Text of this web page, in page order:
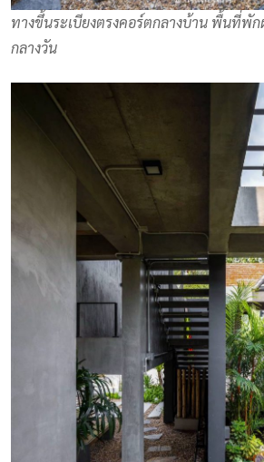
ทางขึ้นระเบียงตรงคอร์ตกลางบ้าน พื้นที่พั
กลางวัน